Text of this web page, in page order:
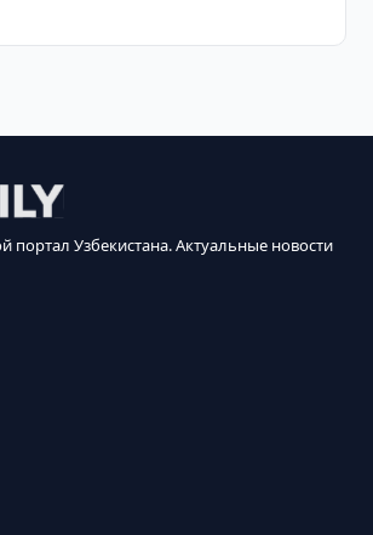
портал Узбекистана. Актуальные новости